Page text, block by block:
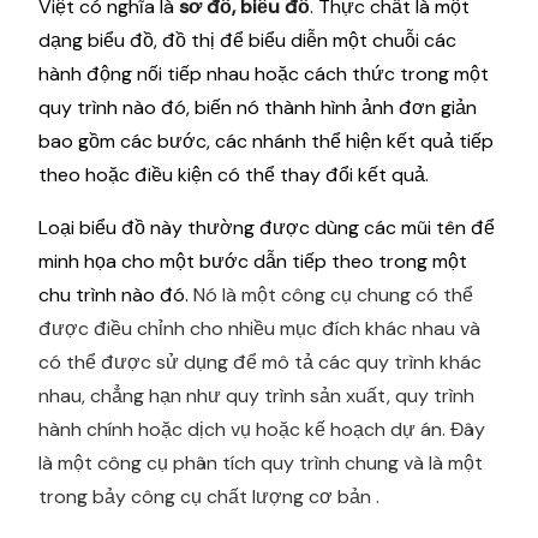
Việt có nghĩa làsơ đồ, biểu đồ. Thực chất là một
dạng biểu đồ, đồ thị để biểu diễn một chuỗi các
hành động nối tiếp nhau hoặc cách thức trong một
quy trình nào đó, biến nó thành hình ảnh đơn giản
bao gồm các bước, các nhánh thể hiện kết quả tiếp
theo hoặc điều kiện có thể thay đổi kết quả.
Loại biểu đồ này thường được dùng các mũi tên để
minh họa cho một bước dẫn tiếp theo trong một
chu trình nào đó. Nó là một công cụ chung có thể
được điều chỉnh cho nhiều mục đích khác nhau và
có thể được sử dụng để mô tả các quy trình khác
nhau, chẳng hạn như quy trình sản xuất, quy trình
hành chính hoặc dịch vụ hoặc kế hoạch dự án. Đây
là một công cụ phân tích quy trình chung và là một
trong bảy công cụ chất lượng cơ bản .